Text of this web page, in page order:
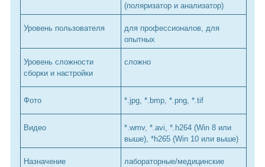
(поляризатор и анализатор)
Уровень пользователя
для профессионалов, для
опытных
Уровень сложности
сборки и настройки
сложно
Фото *.jpg, *.bmp, *.png, *.tif
Видео
*.wmv, *.avi, *.h264 (Win 8 или
выше), *h265 (Win 10 или выше)
Назначение лабораторные/медицинские